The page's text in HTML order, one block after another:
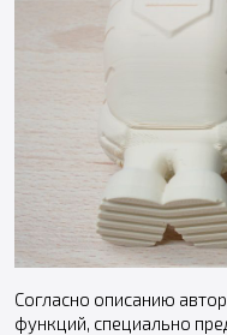
Согласно описанию
функций, специально